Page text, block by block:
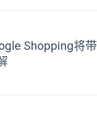
Shopping将带